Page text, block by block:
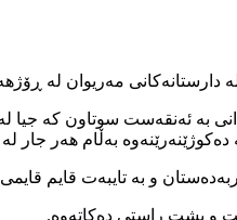
دەوروبەری مەریوان لە ۹ ڕۆژی ڕابردو لە
بەڵام هەر جار
و بە تایبەت قایم
و پشت راستی دەکاتەوە.